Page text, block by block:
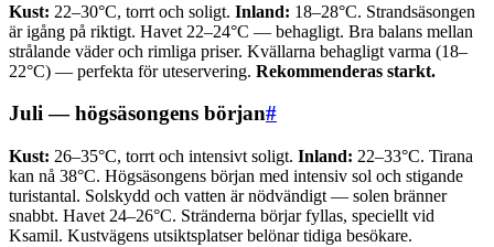
Kust: 22–30°C, torrt och soligt. Inland: 18–28°C. Strandsäsongen
är igång på riktigt. Havet 22–24°C — behagligt. Bra balans mellan
strålande väder och rimliga priser. Kvällarna behagligt varma (18–
22°C) — perfekta för uteservering. Rekommenderas starkt.
Juli — högsäsongens början#
Kust: 26–35°C, torrt och intensivt soligt. Inland: 22–33°C. Tirana
kan nå 38°C. Högsäsongens början med intensiv sol och stigande
turistantal. Solskydd och vatten är nödvändigt — solen bränner
snabbt. Havet 24–26°C. Stränderna börjar fyllas, speciellt vid
Ksamil. Kustvägens utsiktsplatser belönar tidiga besökare.